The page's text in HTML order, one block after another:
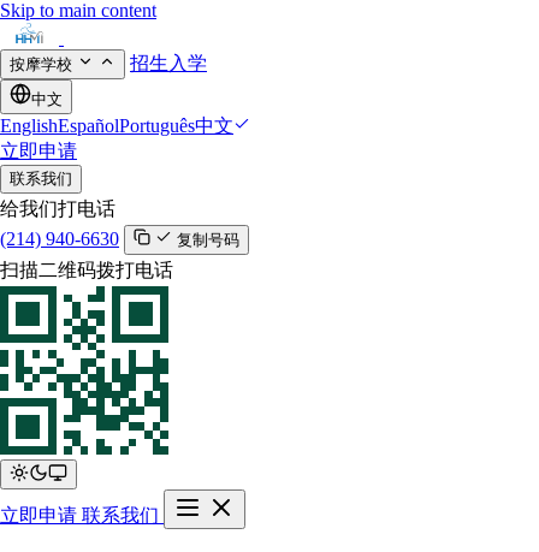
Skip to main content
按摩学校 招生入学
中文
EnglishEspañolPortuguês中文
立即申请
联系我们
给我们打电话
(214) 940-6630
复制号码
扫描二维码拨打电话
立即申请 联系我们